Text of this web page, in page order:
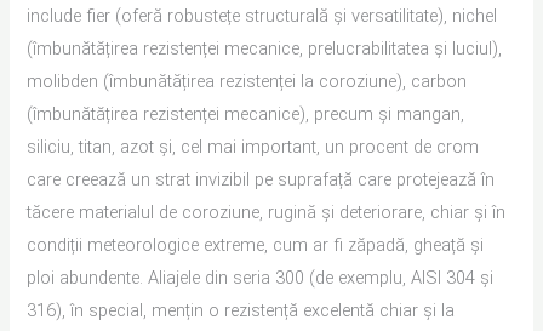
include fier (oferă robustețe structurală și versatilitate), nichel
(îmbunătățirea rezistenței mecanice, prelucrabilitatea și luciul),
molibden (îmbunătățirea rezistenței la coroziune), carbon
(îmbunătățirea rezistenței mecanice), precum și mangan,
siliciu, titan, azot și, cel mai important, un procent de crom
care creează un strat invizibil pe suprafață care protejează în
tăcere materialul de coroziune, rugină și deteriorare, chiar și în
condiții meteorologice extreme, cum ar fi zăpadă, gheață și
ploi abundente. Aliajele din seria 300 (de exemplu, AISI 304 și
316), în special, mențin o rezistență excelentă chiar și la